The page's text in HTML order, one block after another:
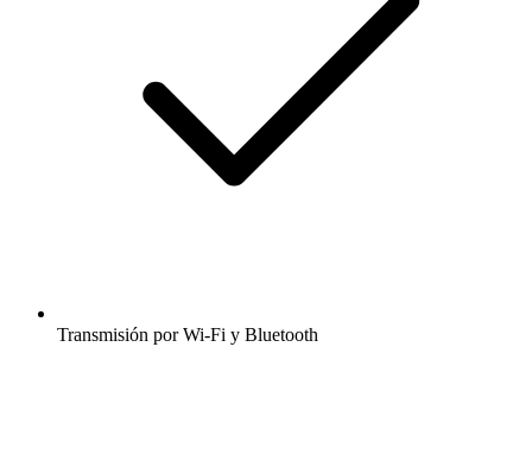
Transmisión por Wi-Fi y Bluetooth